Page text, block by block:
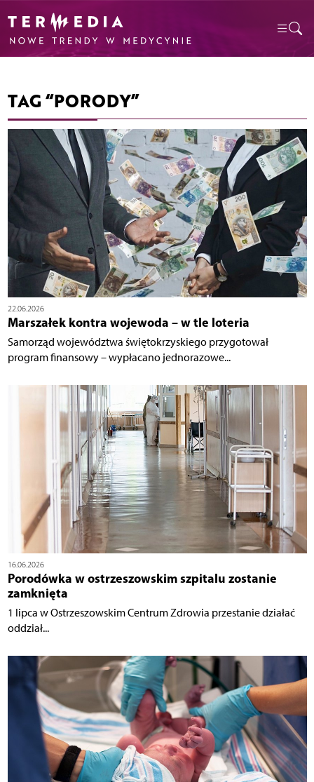
TAG “PORODY”
22.06.2026
Marszałek kontra wojewoda – w tle loteria
Samorząd województwa świętokrzyskiego przygotował
program finansowy – wypłacano jednorazowe...
16.06.2026
Porodówka w ostrzeszowskim szpitalu zostanie
zamknięta
1 lipca w Ostrzeszowskim Centrum Zdrowia przestanie działać
oddział...